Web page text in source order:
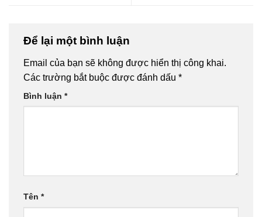
Để lại một bình luận
Email của bạn sẽ không được hiển thị công khai.
Các trường bắt buộc được đánh dấu *
Bình luận *
Tên *